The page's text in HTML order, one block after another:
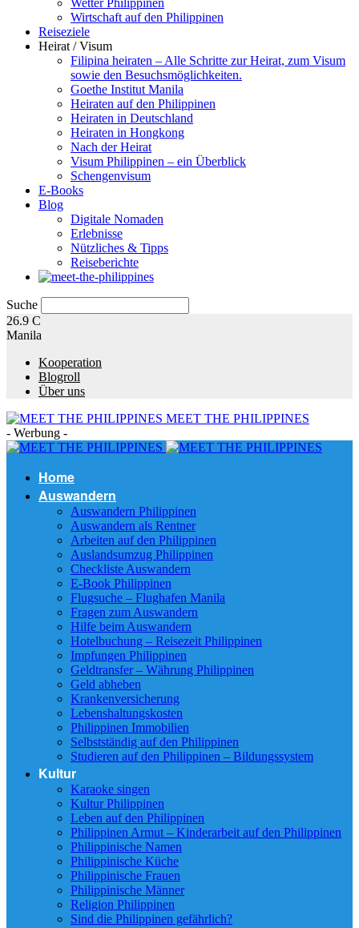
Wetter Philippinen
Wirtschaft auf den Philippinen
Reiseziele
Heirat / Visum
Filipina heiraten – Alle Schritte zur Heirat, zum Visum
sowie den Besuchsmöglichkeiten.
Goethe Institut Manila
Heiraten auf den Philippinen
Heiraten in Deutschland
Heiraten in Hongkong
Nach der Heirat
Visum Philippinen – ein Überblick
Schengenvisum
E-Books
Blog
Digitale Nomaden
Erlebnisse
Nützliches & Tipps
Reiseberichte
Suche
26.9 C
Manila
Kooperation
Blogroll
Über uns
MEET THE PHILIPPINES
- Werbung -
Home
Auswandern
Auswandern Philippinen
Auswandern als Rentner
Arbeiten auf den Philippinen
Auslandsumzug Philippinen
Checkliste Auswandern
E-Book Philippinen
Flugsuche – Flughafen Manila
Fragen zum Auswandern
Hilfe beim Auswandern
Hotelbuchung – Reisezeit Philippinen
Impfungen Philippinen
Geldtransfer – Währung Philippinen
Geld abheben
Krankenversicherung
Lebenshaltungskosten
Philippinen Immobilien
Selbstständig auf den Philippinen
Studieren auf den Philippinen – Bildungssystem
Kultur
Karaoke singen
Kultur Philippinen
Leben auf den Philippinen
Philippinen Armut – Kinderarbeit auf den Philippinen
Philippinische Namen
Philippinische Küche
Philippinische Frauen
Philippinische Männer
Religion Philippinen
Sind die Philippinen gefährlich?